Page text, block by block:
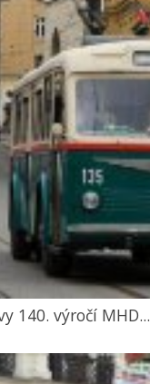
140. výročí MHD...